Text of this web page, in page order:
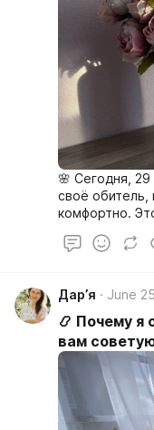
🌸 Сегодня,
своё обитель,
комфортно.
и
Дар’я June
📿 Почему я
вам